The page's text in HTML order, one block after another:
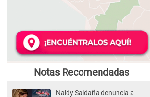
Notas Recomendadas
Naldy Saldaña denuncia a